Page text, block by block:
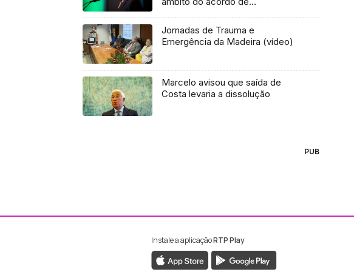
Jornadas de Trauma e
Emergência da Madeira (vídeo)
Marcelo avisou que saída de
Costa levaria a dissolução
PUB
ao Facebook da RTP Madeira
ao Instagram da RTP Madeira
Instale a aplicaçãoRTP Play